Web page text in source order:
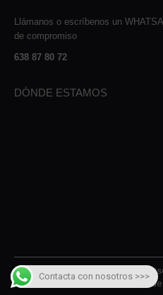
Llámanos o escríbenos un
de compromiso
638 87 80 72
DÓNDE ESTAMOS
© 2026 AMQM Recambios |
Política
Contacta con nosotros >>>